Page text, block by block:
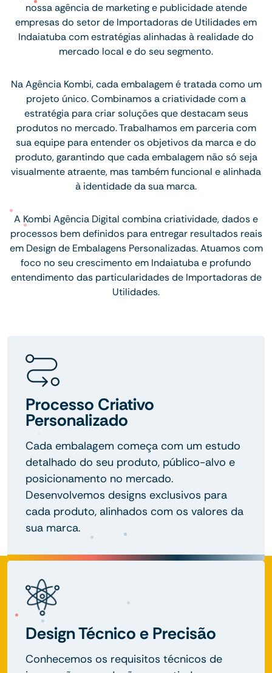
nossa agência de marketing e publicidade atende
empresas do setor de Importadoras de Utilidades em
Indaiatuba com estratégias alinhadas à realidade do
mercado local e do seu segmento.
Na Agência Kombi, cada embalagem é tratada como um
projeto único. Combinamos a criatividade com a
estratégia para criar soluções que destacam seus
produtos no mercado. Trabalhamos em parceria com
sua equipe para entender os objetivos da marca e do
produto, garantindo que cada embalagem não só seja
visualmente atraente, mas também funcional e alinhada
à identidade da sua marca.
A Kombi Agência Digital combina criatividade, dados e
processos bem definidos para entregar resultados reais
em Design de Embalagens Personalizadas. Atuamos com
foco no seu crescimento em Indaiatuba e profundo
entendimento das particularidades de Importadoras de
Utilidades.
Processo Criativo
Personalizado
Cada embalagem começa com um estudo
detalhado do seu produto, público-alvo e
posicionamento no mercado.
Desenvolvemos designs exclusivos para
cada produto, alinhados com os valores da
sua marca.
Design Técnico e Precisão
Conhecemos os requisitos técnicos de